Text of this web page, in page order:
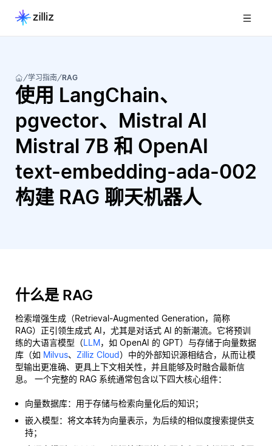
学习指南 RAG
使用 LangChain、
pgvector、Mistral AI
Mistral 7B 和 OpenAI
text-embedding-ada-002
构建 RAG 聊天机器人
什么是 RAG
检索增强生成（Retrieval-Augmented Generation，简称
RAG）正引领生成式 AI，尤其是对话式 AI 的新潮流。它将预训
练的大语言模型（LLM，如 OpenAI 的 GPT）与存储于向量数据
库（如 Milvus、 Zilliz Cloud）中的外部知识源相结合，从而让模
型输出更准确、更具上下文相关性，并且能够及时融合最新信
息。 一个完整的 RAG 系统通常包含以下四大核心组件：
向量数据库：用于存储与检索向量化后的知识；
嵌入模型：将文本转为向量表示，为后续的相似度搜索提供支
持；